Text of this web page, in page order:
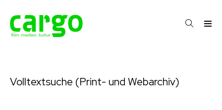
Volltextsuche (Print- und Webarchiv)